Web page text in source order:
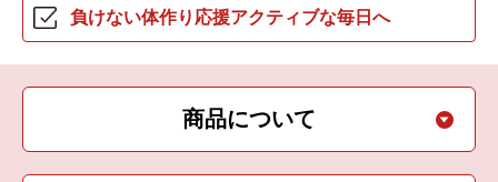
負けない体作り応援アクティブな毎日へ
商品について